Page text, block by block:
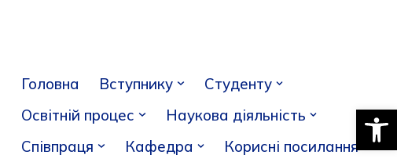
Головна Вступнику
Студенту
Освітній процес
Наукова діяльність
Співпраця
Кафедра Корисні посилання